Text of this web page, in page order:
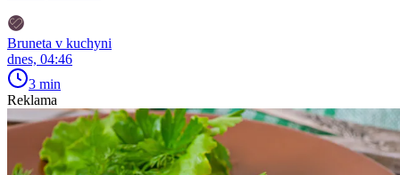
Bruneta v kuchyni
dnes, 04:46
3 min
Reklama